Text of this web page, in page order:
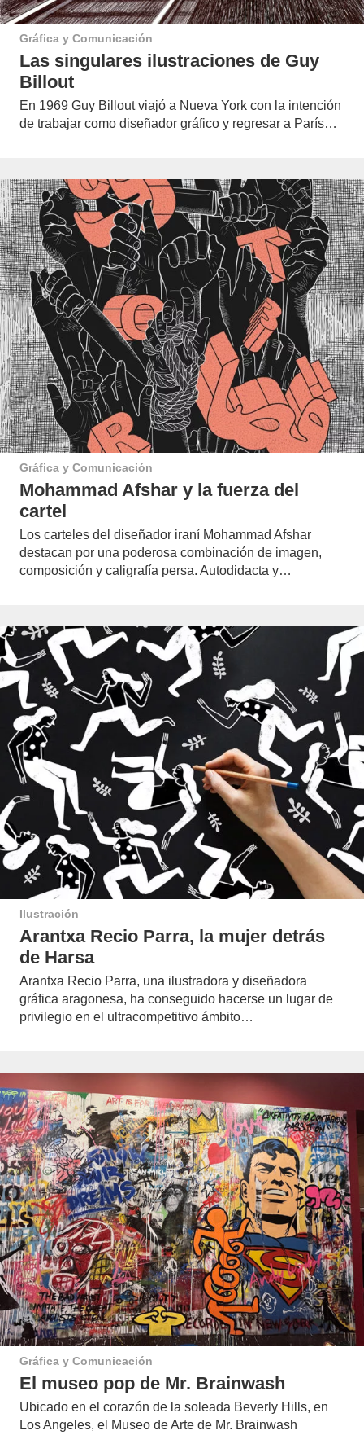
Gráfica y Comunicación
Las singulares ilustraciones de Guy
Billout
En 1969 Guy Billout viajó a Nueva York con la intención
de trabajar como diseñador gráfico y regresar a París…
Gráfica y Comunicación
Mohammad Afshar y la fuerza del
cartel
Los carteles del diseñador iraní Mohammad Afshar
destacan por una poderosa combinación de imagen,
composición y caligrafía persa. Autodidacta y…
Ilustración
Arantxa Recio Parra, la mujer detrás
de Harsa
Arantxa Recio Parra, una ilustradora y diseñadora
gráfica aragonesa, ha conseguido hacerse un lugar de
privilegio en el ultracompetitivo ámbito…
Gráfica y Comunicación
El museo pop de Mr. Brainwash
Ubicado en el corazón de la soleada Beverly Hills, en
Los Angeles, el Museo de Arte de Mr. Brainwash